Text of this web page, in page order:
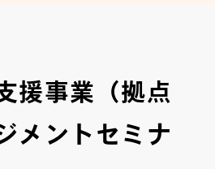
援事業（拠点
メントセミナ